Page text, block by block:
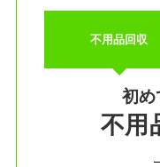
不用品回収
初め
不用